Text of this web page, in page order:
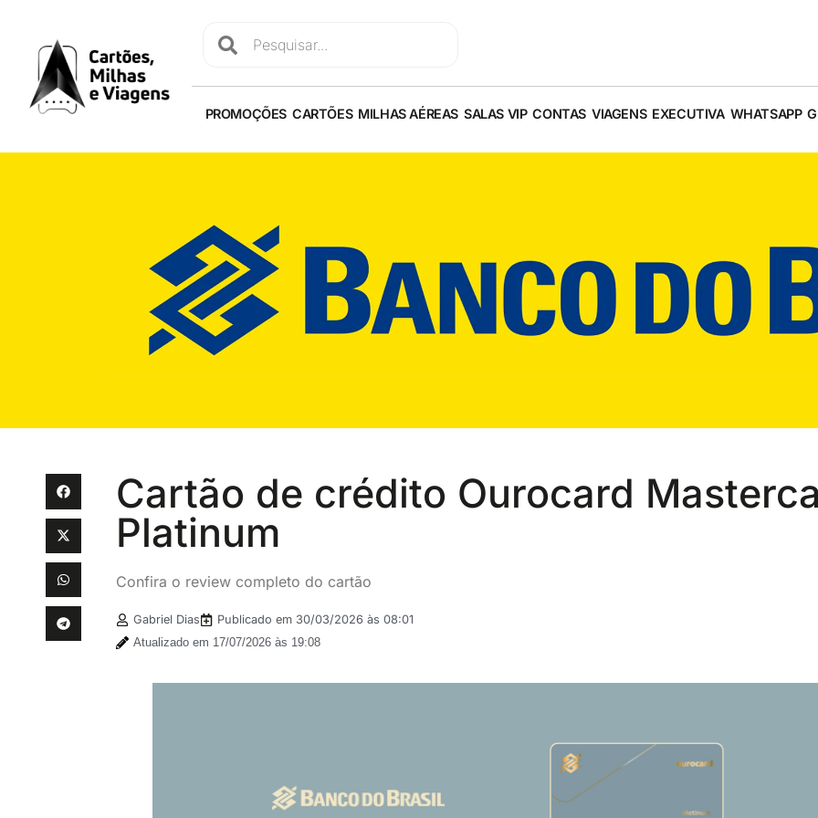
PROMOÇÕES CARTÕES MILHAS AÉREAS SALAS VIP CONTAS VIAGENS EXECUTIVA WHATSAPP
Cartão de crédito Ourocard
Platinum
Confira o review completo do cartão
Gabriel Dias Publicado em 30/03/2026 às 08:01
Atualizado em 17/07/2026 às 19:08